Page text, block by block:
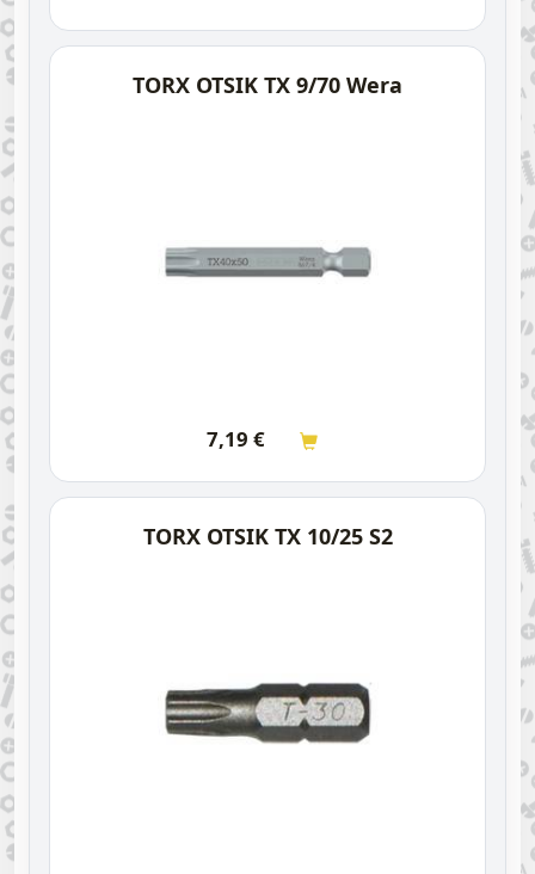
TORX OTSIK TX 9/70 Wera
7,19 €
TORX OTSIK TX 10/25 S2